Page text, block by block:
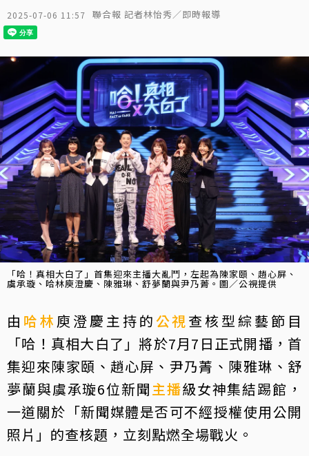
2025-07-06 11:57 聯合報 記者林怡秀／即時報導
「哈！真相大白了」首集迎來主播大亂鬥，左起為陳家頤、趙心屏、
虞承璇、哈林庾澄慶、陳雅琳、舒夢蘭與尹乃菁。圖／公視提供
由 哈林 庾澄慶主持的公視查核型綜藝節目
「哈！真相大白了」將於7月7日正式開播，首
集迎來陳家頤、趙心屏、尹乃菁、陳雅琳、舒
夢蘭與虞承璇6位新聞 主播級女神集結踢館，
一道關於「新聞媒體是否可不經授權使用公開
照片」的查核題，立刻點燃全場戰火。